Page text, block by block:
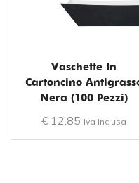
Vaschette In
Cartoncino
Nera (100 Pezzi)
€ 12,85 iva inclusa